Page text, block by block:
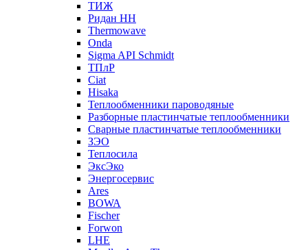
ТИЖ
Ридан НН
Thermowave
Onda
Sigma API Schmidt
ТПлР
Ciat
Hisaka
Теплообменники пароводяные
Разборные пластинчатые теплообменники
Сварные пластинчатые теплообменники
ЗЭО
Теплосила
ЭксЭко
Энергосервис
Ares
BOWA
Fischer
Forwon
LHE